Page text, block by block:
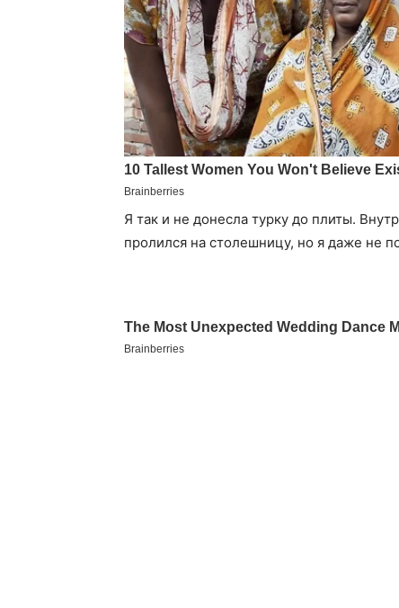
Я так и не донесла турку до плиты.
пролился на столешницу, но я даже не